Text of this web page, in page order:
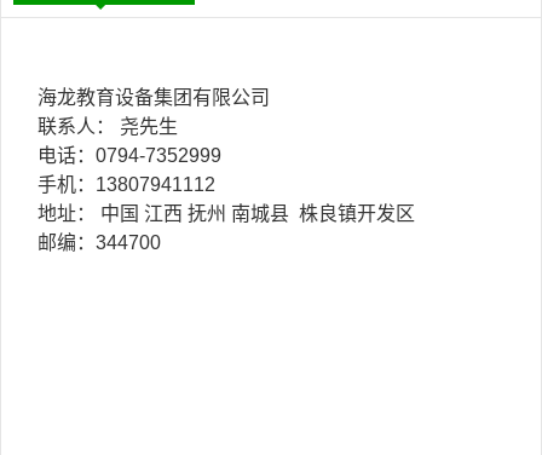
海龙教育设备集团有限公司
联系人： 尧先生
电话：0794-7352999
手机：13807941112
地址： 中国 江西 抚州 南城县 株良镇开发区
邮编：344700